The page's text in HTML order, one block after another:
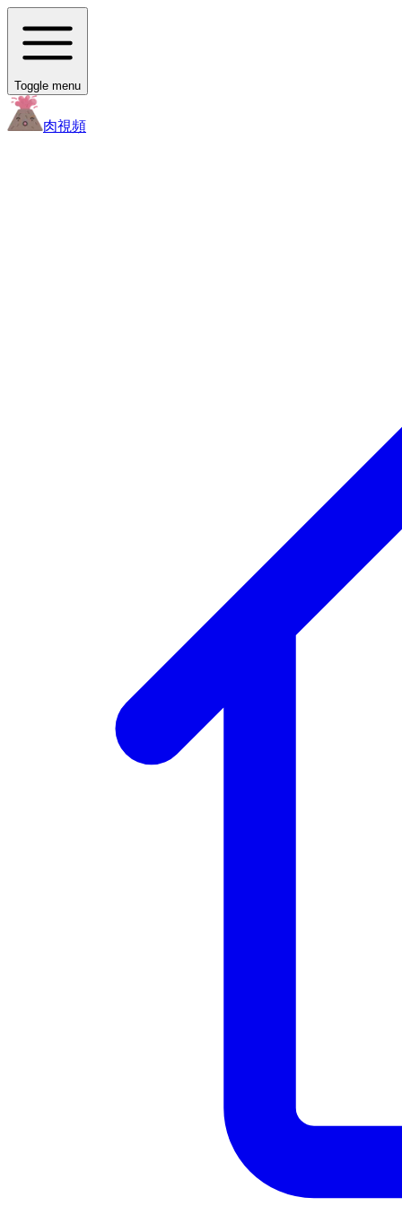
Toggle menu
肉視頻